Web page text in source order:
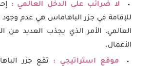
لا ضرائب على الدخل العالمي :
للإقامة في جزر الباهاماس هي عدم
العالمي، الأمر الذي يجذب العديد من
الأعمال.
موقع استراتيجي : تقع جزر